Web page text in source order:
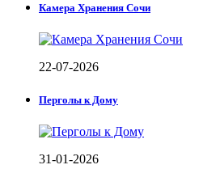
Камера Хранения Сочи
22-07-2026
Перголы к Дому
31-01-2026